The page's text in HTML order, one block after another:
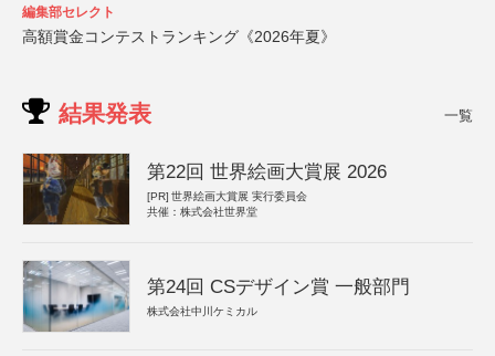
編集部セレクト
高額賞金コンテストランキング《2026年夏》
結果発表 一覧
第22回 世界絵画大賞展 2026
[PR] 世界絵画大賞展 実行委員会
共催：株式会社世界堂
第24回 CSデザイン賞 一般部門
株式会社中川ケミカル